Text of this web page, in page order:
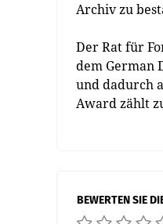
Archiv zu
Der Rat für
dem German
und dadurch
Award zählt
BEWERTEN SIE